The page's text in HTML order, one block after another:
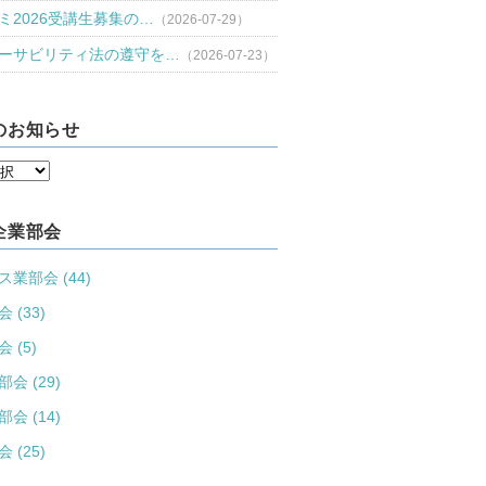
2026受講生募集の… （2026-07-29）
サビリティ法の遵守を… （2026-07-23）
お知らせ
業部会
業部会 (44)
(33)
(5)
会 (29)
会 (14)
(25)